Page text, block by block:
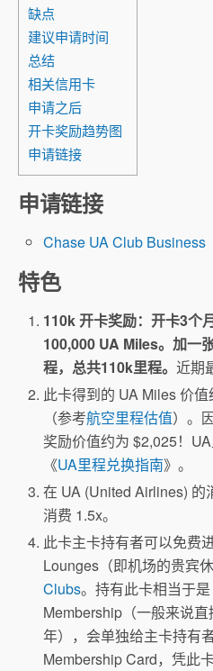
缺点
建议申请时间
总结
相关信用卡
申请之后
开卡奖励趋势图
申请链接
申请链接
Chase UA Club Business
特色
110k 开卡奖励：开卡3个
100,000 UA Miles。加一
程，总共110k里程。近期
此卡得到的 UA Miles 价
（参考航空里程估值）。
奖励价值约为 $2,025！
《UA里程兑换指南》。
在 UA (United Airlines) 的
消费 1.5x。
此卡主卡持有者可以免费
Lounges（即机场的贵宾
Clubs。持有此卡相当于
Membership（一般来说
年），会单独给主卡持有
Membership Card，凭此